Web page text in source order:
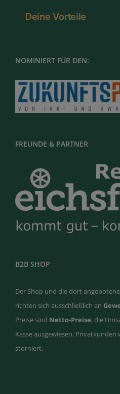
Deine Vorteile
NOMINIERT FÜR DEN:
FREUNDE & PARTNER
B2B SHOP
Der Shop und die dort
richten sich ausschließlich an
Preise sind Netto-Preise, die
Kasse ausgewiesen.
storniert.